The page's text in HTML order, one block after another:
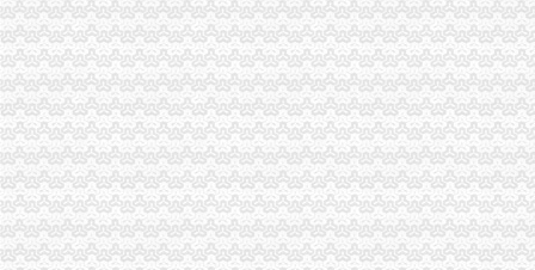
《重庆地税规范普通发票工作的通知》.doc
【光重庆】如何网上申领税务发票？-搜狐
重庆市江津区人力资源和保障局
重庆广告费发票
直辖市来重庆市从事临时经营活动的单位和个人,如何申请领购发票？
浙江男子在重庆注册空壳公司131家发票金额逾亿元_凤凰资讯
重庆发票查询真伪查询_重庆地方税务局_中华网
重庆公需科目继续教育网上缴费发票申请表
重庆发票,重庆哪里有开票,重庆增值税发票,重庆增值税普通发票,
哪些况可以申请发票？需要哪些资料？_信息公开
重庆市地方税务局关于修订《重庆市地方税务局发票管理办》